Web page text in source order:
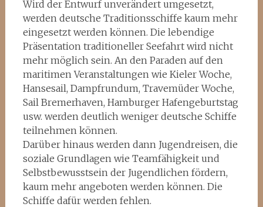
Wird der Entwurf unverändert umgesetzt,
werden deutsche Traditionsschiffe kaum mehr
eingesetzt werden können. Die lebendige
Präsentation traditioneller Seefahrt wird nicht
mehr möglich sein. An den Paraden auf den
maritimen Veranstaltungen wie Kieler Woche,
Hansesail, Dampfrundum, Travemüder Woche,
Sail Bremerhaven, Hamburger Hafengeburtstag
usw. werden deutlich weniger deutsche Schiffe
teilnehmen können.
Darüber hinaus werden dann Jugendreisen, die
soziale Grundlagen wie Teamfähigkeit und
Selbstbewusstsein der Jugendlichen fördern,
kaum mehr angeboten werden können. Die
Schiffe dafür werden fehlen.